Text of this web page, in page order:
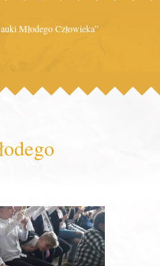
Młodego Człowieka”